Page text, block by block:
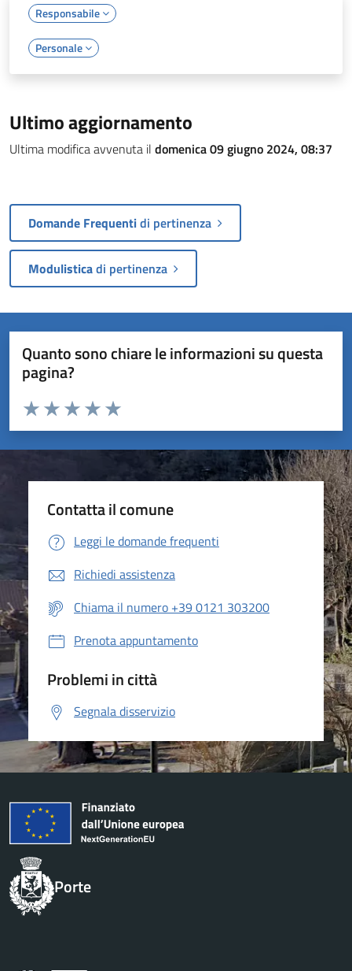
Responsabile
Personale
Ultimo aggiornamento
Ultima modifica avvenuta il domenica 09 giugno 2024, 08:37
Domande Frequentidi pertinenza
Modulisticadi pertinenza
Quanto sono chiare le informazioni su questa
pagina?
Valuta da 1 a 5 stelle la pagina
Valuta 5 stelle su 5
Valuta 4 stelle su 5
Valuta 3 stelle su 5
Valuta 2 stelle su 5
Valuta 1 stelle su 5
Contatta il comune
Leggi le domande frequenti
Richiedi assistenza
Chiama il numero +39 0121 303200
Prenota appuntamento
Problemi in città
Segnala disservizio
Porte